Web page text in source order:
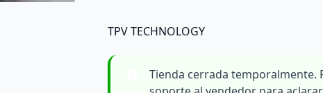
TPV TECHNOLOGY
Tienda cerrada temporalmente.